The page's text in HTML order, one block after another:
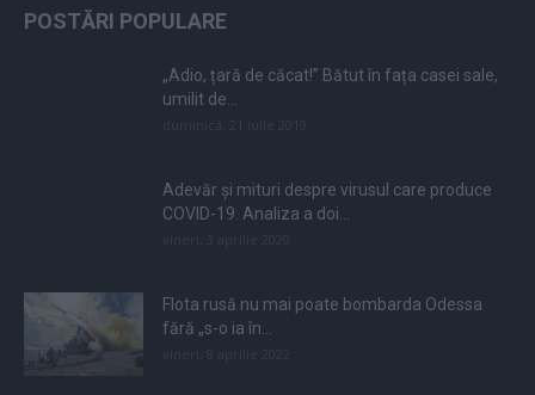
POSTĂRI POPULARE
„Adio, țară de căcat!” Bătut în fața casei sale,
umilit de...
Adevăr și mituri despre virusul care produce
COVID-19. Analiza a doi...
Flota rusă nu mai poate bombarda Odessa
fără „s-o ia în...